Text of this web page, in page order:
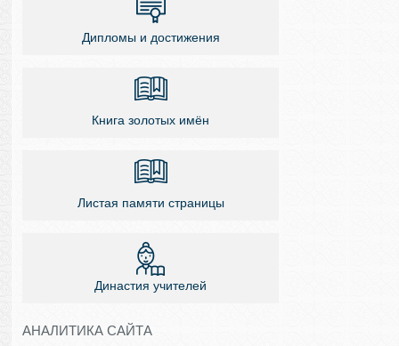
Дипломы и достижения
Книга золотых имён
Листая памяти страницы
Династия учителей
АНАЛИТИКА САЙТА